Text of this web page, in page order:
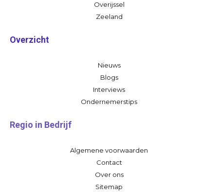
Overijssel
Zeeland
Overzicht
Nieuws
Blogs
Interviews
Ondernemerstips
Regio in Bedrijf
Algemene voorwaarden
Contact
Over ons
Sitemap